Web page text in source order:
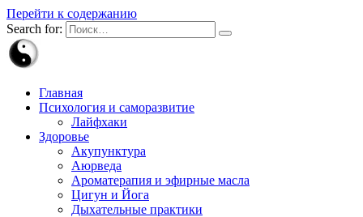
Перейти к содержанию
Search for:
Главная
Психология и саморазвитие
Лайфхаки
Здоровье
Акупунктура
Аюрведа
Ароматерапия и эфирные масла
Цигун и Йога
Дыхательные практики